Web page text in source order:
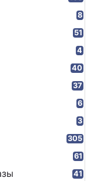
8
51
4
40
37
6
3
305
61
41